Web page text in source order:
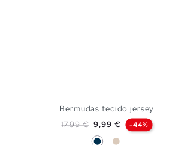
ADICIONAR NO TEU CESTO
Bermudas tecido jersey
Preço normal
17,99 € Preço
9,99 € -44%
Azul Marinho
Off White